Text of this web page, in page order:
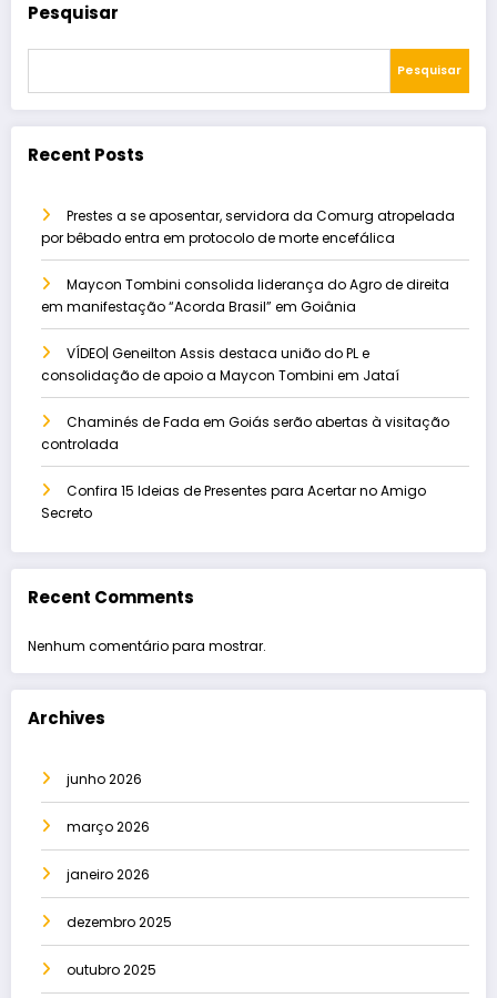
Pesquisar
Pesquisar
Recent Posts
Prestes a se aposentar, servidora da Comurg atropelada
por bêbado entra em protocolo de morte encefálica
Maycon Tombini consolida liderança do Agro de direita
em manifestação “Acorda Brasil” em Goiânia
VÍDEO| Geneilton Assis destaca união do PL e
consolidação de apoio a Maycon Tombini em Jataí
Chaminés de Fada em Goiás serão abertas à visitação
controlada
Confira 15 Ideias de Presentes para Acertar no Amigo
Secreto
Recent Comments
Nenhum comentário para mostrar.
Archives
junho 2026
março 2026
janeiro 2026
dezembro 2025
outubro 2025